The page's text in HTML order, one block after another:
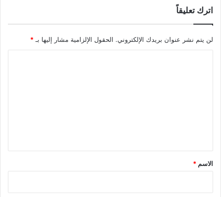
اترك تعليقاً
لن يتم نشر عنوان بريدك الإلكتروني. الحقول الإلزامية مشار إليها بـ*
*
الاسم *